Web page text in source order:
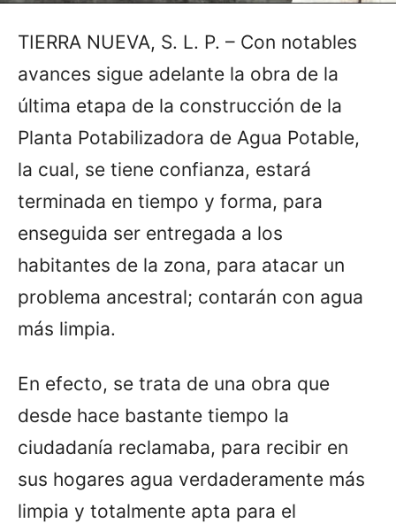
TIERRA NUEVA, S. L. P. – Con notables
avances sigue adelante la obra de la
última etapa de la construcción de la
Planta Potabilizadora de Agua Potable,
la cual, se tiene confianza, estará
terminada en tiempo y forma, para
enseguida ser entregada a los
habitantes de la zona, para atacar un
problema ancestral; contarán con agua
más limpia.
En efecto, se trata de una obra que
desde hace bastante tiempo la
ciudadanía reclamaba, para recibir en
sus hogares agua verdaderamente más
limpia y totalmente apta para el